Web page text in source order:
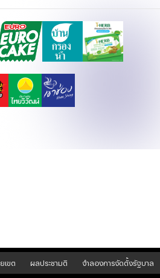
เขต ผลประชามติ จำลองการจัดตั้งรัฐบาล